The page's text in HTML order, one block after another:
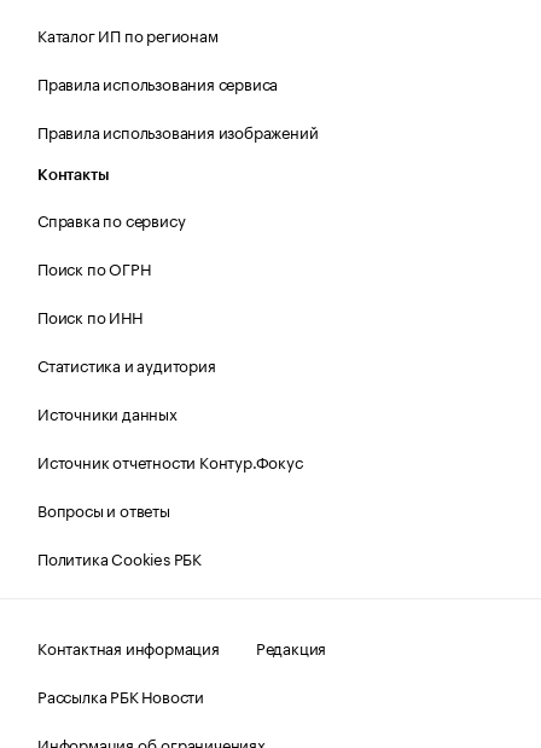
Каталог ИП по регионам
Правила использования сервиса
Правила использования изображений
Контакты
Справка по сервису
Поиск по ОГРН
Поиск по ИНН
Статистика и аудитория
Источники данных
Источник отчетности Контур.Фокус
Вопросы и ответы
Политика Cookies РБК
Контактная информация
Редакция
Рассылка РБК Новости